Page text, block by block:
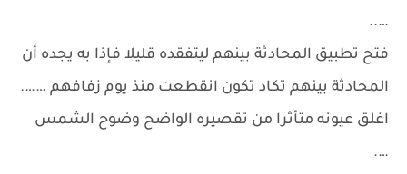
…..
فتح تطبيق المحادثة بينهم ليتفقده قليلا فإذا به يجده أن
المحادثة بينهم تكاد تكون انقطعت منذ يوم زفافهم …….
اغلق عيونه متأثرا من تقصيره الواضح وضوح الشمس
….